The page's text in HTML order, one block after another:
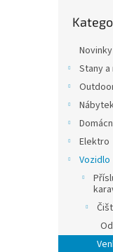
kategorie
Novinky
Stany
Elektro
Vozidlo